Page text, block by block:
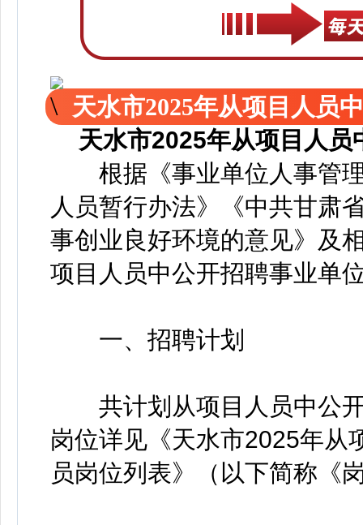
天水市2025年从项目人员
天水市2025年从项目人
根据《事业单位人事管理
人员暂行办法》《中共甘肃
事创业良好环境的意见》及
项目人员中公开招聘事业单
一、招聘计划
共计划从项目人员中公开
岗位详见《天水市2025年从
员岗位列表》（以下简称《